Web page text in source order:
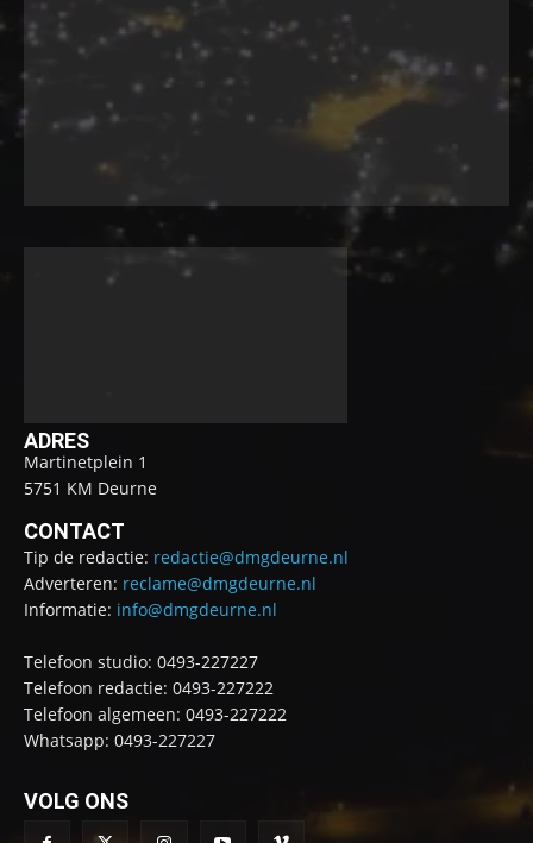
ADRES
Martinetplein 1
5751 KM Deurne
CONTACT
Tip de redactie: redactie@dmgdeurne.nl
Adverteren: reclame@dmgdeurne.nl
Informatie: info@dmgdeurne.nl
Telefoon studio: 0493-227227
Telefoon redactie: 0493-227222
Telefoon algemeen: 0493-227222
Whatsapp: 0493-227227
VOLG ONS